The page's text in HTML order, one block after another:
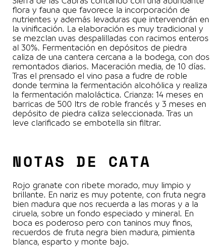
flora y fauna que favorece la incorporación de
nutrientes y además levaduras que intervendrán en
la vinificación. La elaboración es muy tradicional y
se mezclan uvas despalilladas con racimos enteros
al 30%. Fermentación en depósitos de piedra
caliza de una cantera cercana a la bodega, con dos
remontados diarios. Maceración media, de 10 días.
Tras el prensado el vino pasa a fudre de roble
donde termina la fermentación alcohólica y realiza
la fermentación maloláctica. Crianza: 14 meses en
barricas de 500 ltrs de roble francés y 3 meses en
depósito de piedra caliza seleccionada. Tras un
leve clarificado se embotella sin filtrar.
NOTAS DE CATA
Rojo granate con ribete morado, muy limpio y
brillante. En nariz es muy potente, con fruta negra
bien madura que nos recuerda a las moras y a la
ciruela, sobre un fondo especiado y mineral. En
boca es poderoso pero con taninos muy finos,
recuerdos de fruta negra bien madura, pimienta
blanca, esparto y monte bajo.